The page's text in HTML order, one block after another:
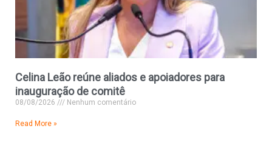
Celina Leão reúne aliados e apoiadores para
inauguração de comitê
08/08/2026 Nenhum comentário
Read More »